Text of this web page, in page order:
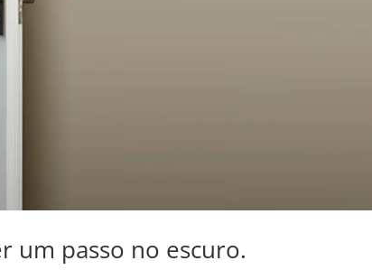
um passo no escuro.